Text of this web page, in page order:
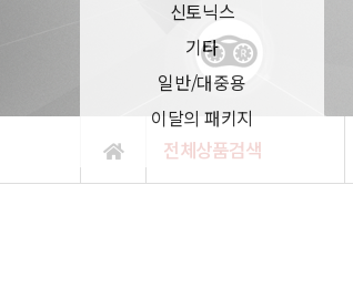
신토닉스
기타
일반/대중용
이달의 패키지
전체상품검색